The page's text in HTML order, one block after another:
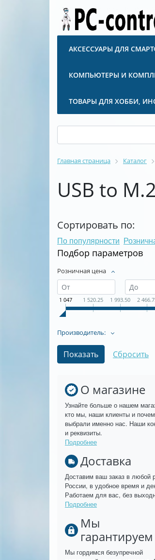
АКСЕССУАРЫ ДЛЯ
КОМПЬЮТЕРЫ И
ТОВАРЫ ДЛЯ ХОББИ,
Главная страница Каталог
USB to M.2
Сортировать по:
По популярности
Подбор параметров
Розничная цена
1 047 1 520.25 1 993.50 2
Производитель:
О магазине
Узнайте больше о нашем
кто мы, наши клиенты и
выбрали именно нас. Наши
и реквизиты.
Подробнее
Доставка
Доставим ваш заказ в любой
России, в удобное время и
Работаем для вас, без
Подробнее
Мы
гарантируем
Мы гордимся безупречной